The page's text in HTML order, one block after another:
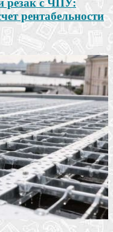
резак с ЧПУ:
рентабельности